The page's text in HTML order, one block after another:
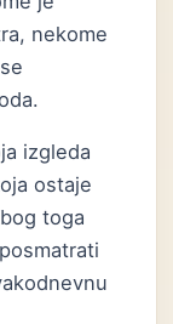
nekome
izgleda
ostaje
toga